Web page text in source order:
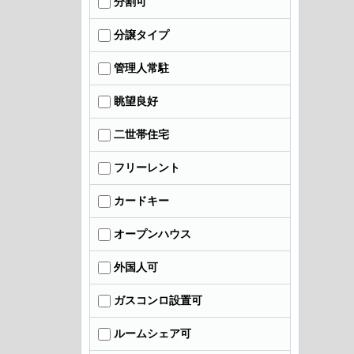
分譲タイプ
管理人常駐
眺望良好
二世帯住宅
フリーレント
カードキー
オープンハウス
外国人可
ガスコンロ設置可
ルームシェア可